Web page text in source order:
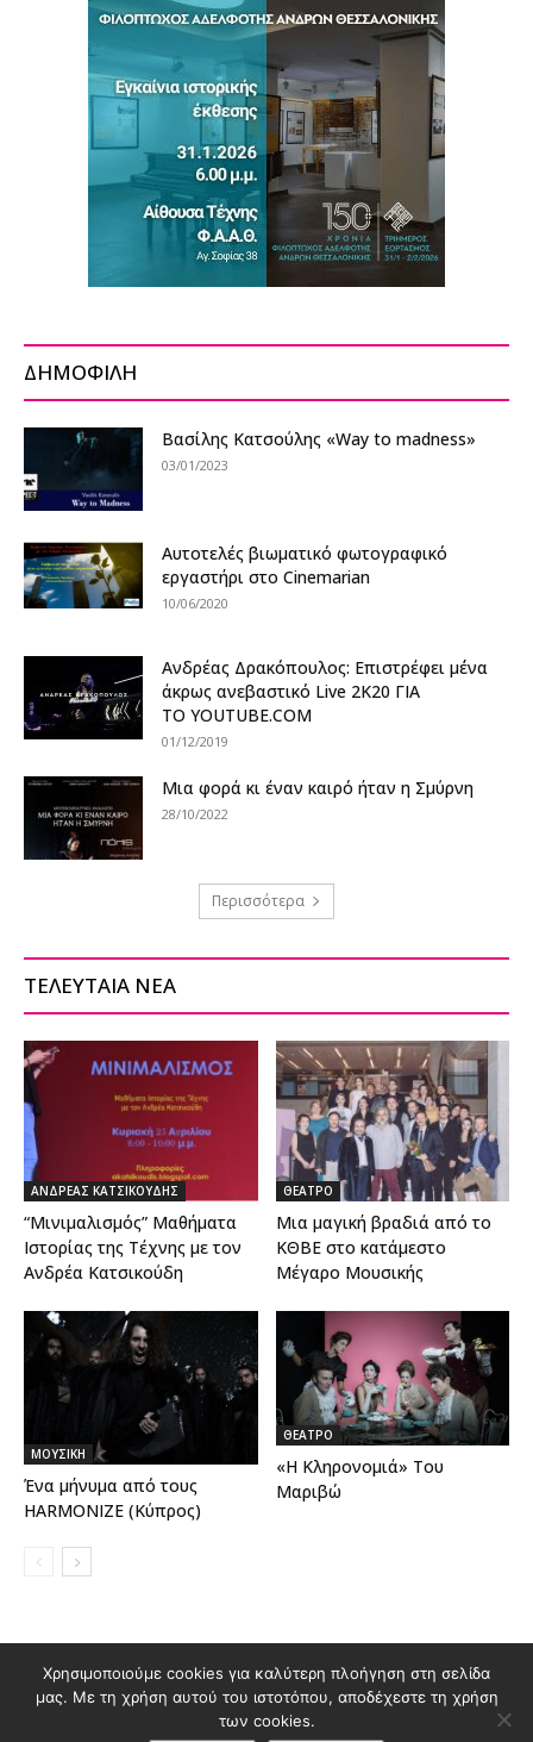
ΔΗΜΟΦΙΛΗ
Βασίλης Κατσούλης «Way to madness»
03/01/2023
Αυτοτελές βιωματικό φωτογραφικό
εργαστήρι στο Cinemarian
10/06/2020
Ανδρέας Δρακόπουλος: Επιστρέφει μ΄ένα
άκρως ανεβαστικό Live 2Κ20 ΓΙΑ
ΤΟ YOUTUBE.COM
01/12/2019
Μια φορά κι έναν καιρό ήταν η Σμύρνη
28/10/2022
Περισσότερα
ΤΕΛΕΥΤΑΙΑ ΝΕΑ
ΑΝΔΡΕΑΣ ΚΑΤΣΙΚΟΥΔΗΣ
“Μινιμαλισμός” Μαθήματα
Ιστορίας της Τέχνης με τον
Ανδρέα Κατσικούδη
ΘΕΑΤΡΟ
Μια μαγική βραδιά από το
ΚΘΒΕ στο κατάμεστο
Μέγαρο Μουσικής
ΜΟΥΣΙΚΗ
Ένα μήνυμα από τους
HARMONIZE (Κύπρος)
ΘΕΑΤΡΟ
«Η Κληρονομιά» Του
Μαριβώ
Διαφημιστείτε στο Polis Magazino
Όροι χρήσης & Πολιτική Προστασίας Προσωπικών Δεδομένων
Επικοινωνία
Χρησιμοποιούμε cookies για καλύτερη πλοήγηση στη σελίδα
μας. Με τη χρήση αυτού του ιστοτόπου, αποδέχεστε τη χρήση
των cookies.